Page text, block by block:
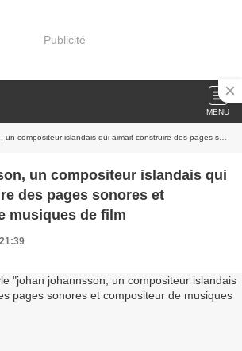
Publicité
MENU
islandais qui aimait construire des pages sonores et compositeur de musiques de film
un compositeur islandais qui
des pages sonores et
musiques de film